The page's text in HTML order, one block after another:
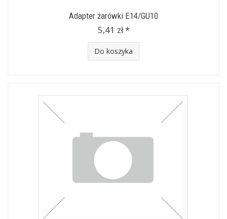
Adapter żarówki E14/GU10
5,41 zł *
Do koszyka